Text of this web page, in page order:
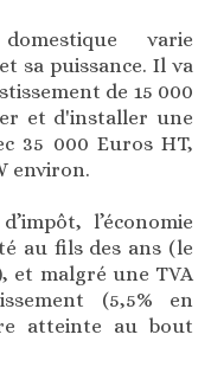
varie
sa puissance. Il va
de 15 000
et d'installer une
35 000 Euros HT,
environ.
l’économie
au fils des ans (le
et malgré une TVA
(5,5% en
atteinte au bout